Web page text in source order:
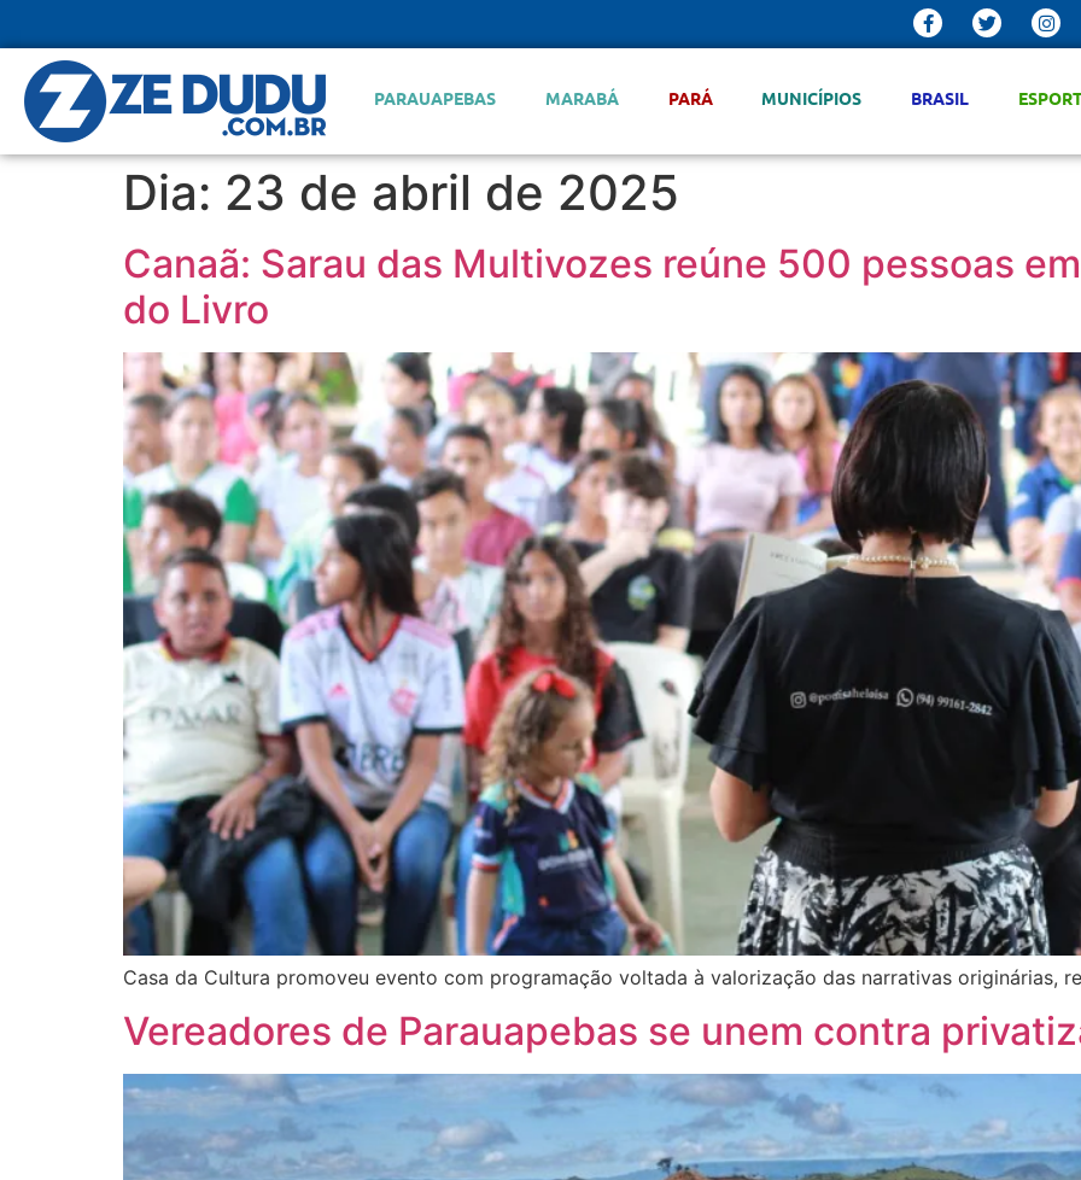
PARAUAPEBAS MARABÁ PARÁ MUNICÍPIOS BRASIL
Dia: 23 de abril de 2025
Canaã: Sarau das Multivozes reúne 500 pessoas
do Livro
Casa da Cultura promoveu evento com programação voltada à valorização das narrativas originárias,
Vereadores de Parauapebas se unem contra